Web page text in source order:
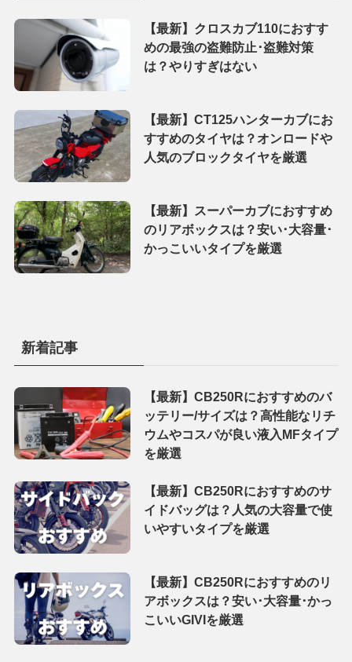
【最新】クロスカブ110におすす
めの最強の盗難防止･盗難対策
は？やりすぎはない
【最新】CT125ハンターカブにお
すすめのタイヤは？オンロードや
人気のブロックタイヤを厳選
【最新】スーパーカブにおすすめ
のリアボックスは？安い･大容量･
かっこいいタイプを厳選
新着記事
【最新】CB250Rにおすすめのバ
ッテリー/サイズは？高性能なリチ
ウムやコスパが良い液入MFタイプ
を厳選
【最新】CB250Rにおすすめのサ
イドバッグは？人気の大容量で使
いやすいタイプを厳選
【最新】CB250Rにおすすめのリ
アボックスは？安い･大容量･かっ
こいいGIVIを厳選